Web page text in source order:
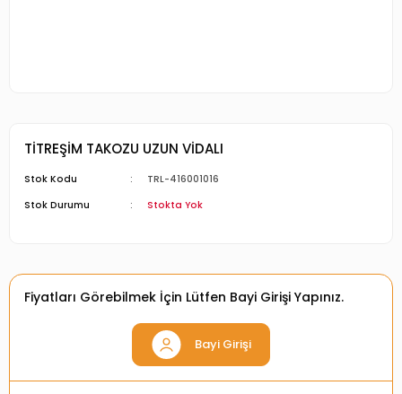
TİTREŞİM TAKOZU UZUN VİDALI
Stok Kodu
TRL-416001016
Stok Durumu
Stokta Yok
Fiyatları Görebilmek İçin Lütfen Bayi Girişi Yapınız.
Bayi Girişi